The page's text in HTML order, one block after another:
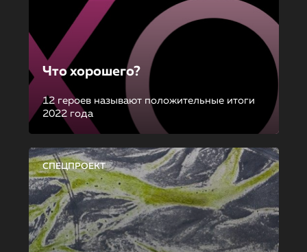
Что хорошего?
12 героев называют положительные итоги
2022 года
СПЕЦПРОЕКТ